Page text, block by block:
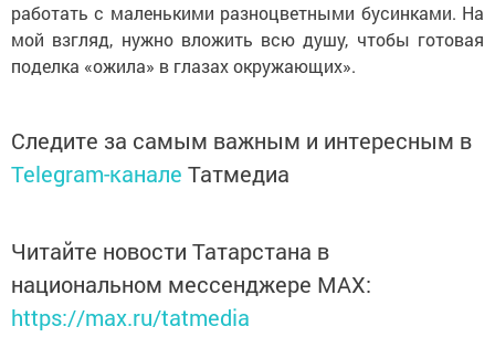
работать с маленькими разноцветными бусинками. На
мой взгляд, нужно вложить всю душу, чтобы готовая
поделка «ожила» в глазах окружающих».
Следите за самым важным и интересным в
Telegram-канале Татмедиа
Читайте новости Татарстана в
национальном мессенджере MАХ:
https://max.ru/tatmedia